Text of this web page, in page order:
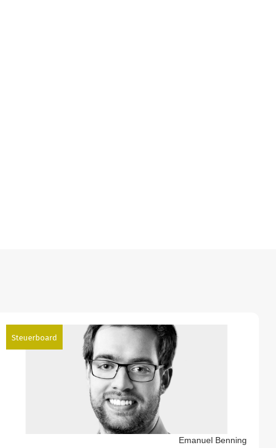
Steuerboard
Emanuel Benning